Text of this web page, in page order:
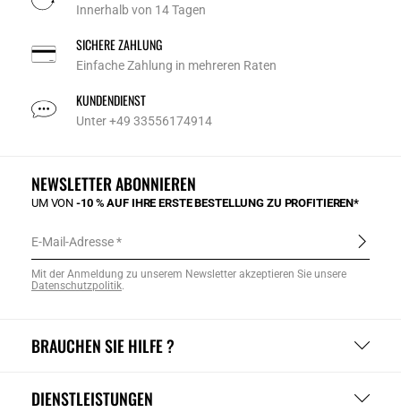
Innerhalb von 14 Tagen
SICHERE ZAHLUNG
Einfache Zahlung in mehreren Raten
KUNDENDIENST
Unter +49 33556174914
BRAUCHEN SIE HILFE ?
DIENSTLEISTUNGEN
NEWSLETTER ABONNIEREN
UM VON-10 % AUF IHRE ERSTE BESTELLUNG ZU PROFITIEREN*
E-Mail-Adresse
Mit der Anmeldung zu unserem Newsletter akzeptieren Sie unsere
Datenschutzpolitik.